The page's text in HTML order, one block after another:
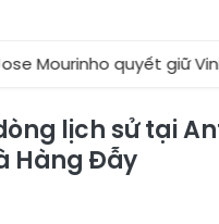
giữ Vinicius ★
lịch sử tại
Hàng Đẫy